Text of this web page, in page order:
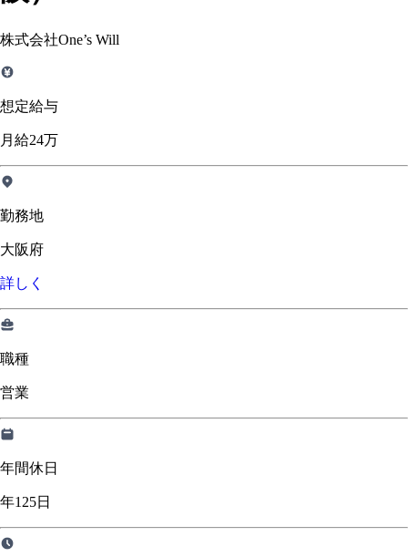
株式会社One’s Will
想定給与
月給24万
勤務地
大阪府
詳しく
職種
営業
年間休日
年125日